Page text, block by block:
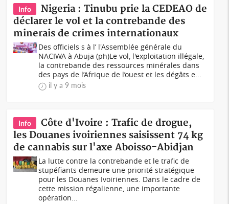
Info
Nigeria : Tinubu prie la CEDEAO de
déclarer le vol et la contrebande des
minerais de crimes internationaux
Des officiels s à l’ l'Assemblée générale du
NACIWA à Abuja (ph)Le vol, l'exploitation illégale,
la contrebande des ressources minérales dans
des pays de l’Afrique de l’ouest et les dégâts e...
il y a 9 mois
Info
Côte d'Ivoire : Trafic de drogue,
les Douanes ivoiriennes saisissent 74 kg
de cannabis sur l'axe Aboisso-Abidjan
La lutte contre la contrebande et le trafic de
stupéfiants demeure une priorité stratégique
pour les Douanes Ivoiriennes. Dans le cadre de
cette mission régalienne, une importante
opération...